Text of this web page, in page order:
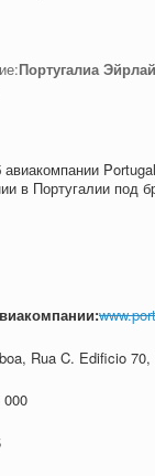
Португалиа
в Португалии под
Rua C. Edificio
000